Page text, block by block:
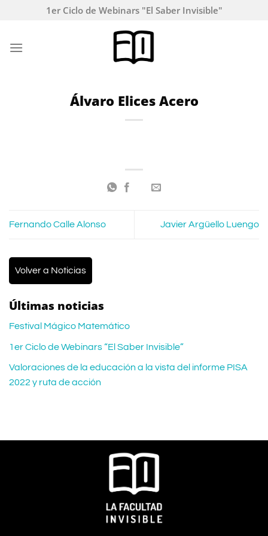
1er Ciclo de Webinars "El Saber Invisible"
Álvaro Elices Acero
Fernando Calle Alonso Javier Argüello Luengo
Volver a Noticias
Últimas noticias
Festival Mágico Matemático
1er Ciclo de Webinars “El Saber Invisible”
Valoraciones de la educación a la vista del informe PISA
2022 y ruta de acción